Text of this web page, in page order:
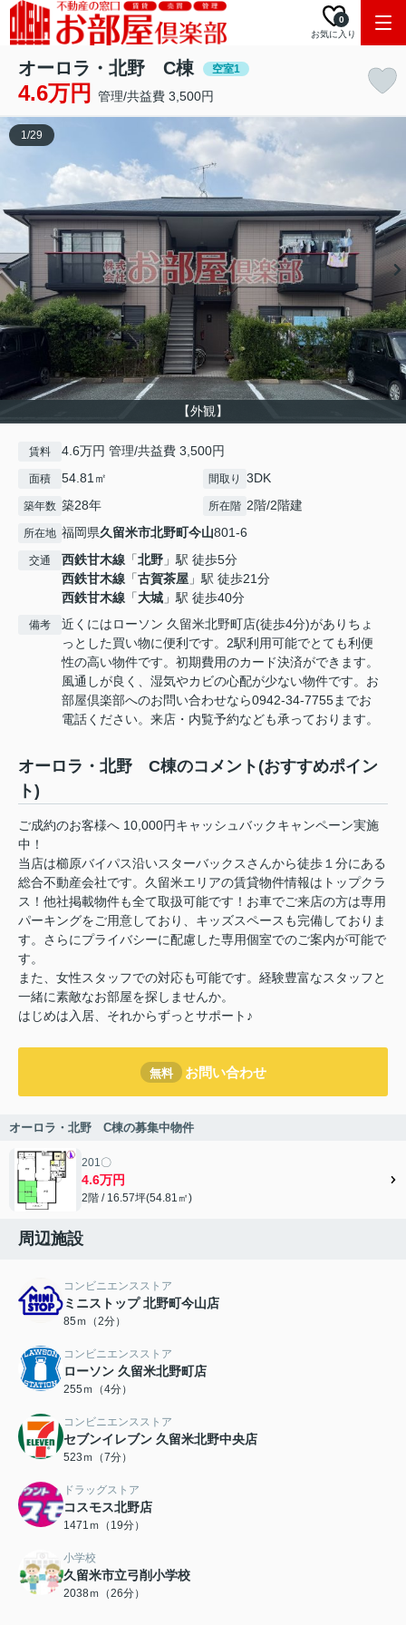
お気に入り
0
オーロラ・北野 C棟 空室1
4.6万円 管理/共益費 3,500円
【外観】
1/29
賃料 4.6万円 管理/共益費 3,500円
面積 54.81㎡ 間取り 3DK
築年数 築28年 所在階 2階/2階建
所在地 福岡県久留米市北野町今山801-6
交通 西鉄甘木線 「北野 」駅 徒歩5分
西鉄甘木線 「古賀茶屋 」駅 徒歩21分
西鉄甘木線 「大城 」駅 徒歩40分
備考
近くにはローソン 久留米北野町店(徒歩4分)がありちょ
っとした買い物に便利です。2駅利用可能でとても利便
性の高い物件です。初期費用のカード決済ができます。
風通しが良く、湿気やカビの心配が少ない物件です。お
部屋倶楽部へのお問い合わせなら0942-34-7755までお
電話ください。来店・内覧予約なども承っております。
オーロラ・北野 C棟のコメント(おすすめポイン
ト)
ご成約のお客様へ 10,000円キャッシュバックキャンペーン実施
中！
当店は櫛原バイパス沿いスターバックスさんから徒歩１分にある
総合不動産会社です。久留米エリアの賃貸物件情報はトップクラ
ス！他社掲載物件も全て取扱可能です！お車でご来店の方は専用
パーキングをご用意しており、キッズスペースも完備しておりま
す。さらにプライバシーに配慮した専用個室でのご案内が可能で
す。
また、女性スタッフでの対応も可能です。経験豊富なスタッフと
一緒に素敵なお部屋を探しませんか。
はじめは入居、それからずっとサポート♪
無料 お問い合わせ
オーロラ・北野 C棟の募集中物件
201〇
4.6万円
2階 / 16.57坪(54.81㎡)
周辺施設
コンビニエンスストア
ミニストップ 北野町今山店
85ｍ（2分）
コンビニエンスストア
ローソン 久留米北野町店
255ｍ（4分）
コンビニエンスストア
セブンイレブン 久留米北野中央店
523ｍ（7分）
ドラッグストア
コスモス北野店
1471ｍ（19分）
小学校
久留米市立弓削小学校
2038ｍ（26分）